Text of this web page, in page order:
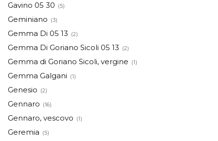
Gavino 05 30 (5)
Geminiano (3)
Gemma Di 05 13 (2)
Gemma Di Goriano Sicoli 05 13 (2)
Gemma di Goriano Sicoli, vergine (1)
Gemma Galgani (1)
Genesio (2)
Gennaro (16)
Gennaro, vescovo (1)
Geremia (5)